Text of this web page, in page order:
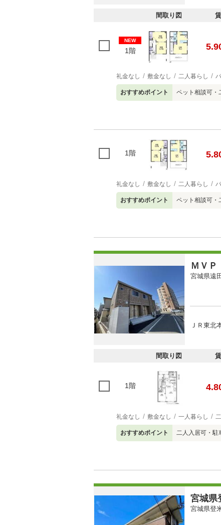
間取り図
NEW
1階
礼金なし 敷金なし 二人暮らし
おすすめポイント ペット相談可・
1階
礼金なし 敷金なし 二人暮らし
おすすめポイント ペット相談可・
ＭＶＰ
宮城県遠
ＪＲ東北
間取り図
1階
礼金なし 敷金なし 一人暮らし
おすすめポイント 二人入居可・駐
宮城県
宮城県登